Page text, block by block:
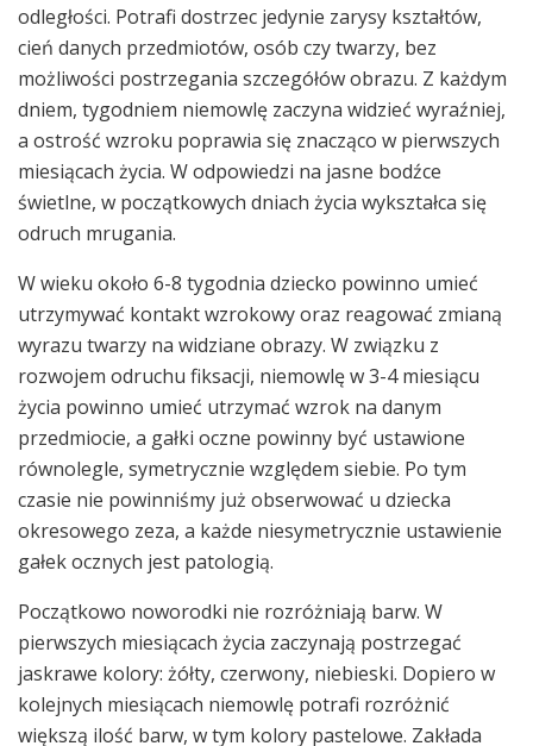
odległości. Potrafi dostrzec jedynie zarysy kształtów,
cień danych przedmiotów, osób czy twarzy, bez
możliwości postrzegania szczegółów obrazu. Z każdym
dniem, tygodniem niemowlę zaczyna widzieć wyraźniej,
a ostrość wzroku poprawia się znacząco w pierwszych
miesiącach życia. W odpowiedzi na jasne bodźce
świetlne, w początkowych dniach życia wykształca się
odruch mrugania.
W wieku około 6-8 tygodnia dziecko powinno umieć
utrzymywać kontakt wzrokowy oraz reagować zmianą
wyrazu twarzy na widziane obrazy. W związku z
rozwojem odruchu fiksacji, niemowlę w 3-4 miesiącu
życia powinno umieć utrzymać wzrok na danym
przedmiocie, a gałki oczne powinny być ustawione
równolegle, symetrycznie względem siebie. Po tym
czasie nie powinniśmy już obserwować u dziecka
okresowego zeza, a każde niesymetrycznie ustawienie
gałek ocznych jest patologią.
Początkowo noworodki nie rozróżniają barw. W
pierwszych miesiącach życia zaczynają postrzegać
jaskrawe kolory: żółty, czerwony, niebieski. Dopiero w
kolejnych miesiącach niemowlę potrafi rozróżnić
większą ilość barw, w tym kolory pastelowe. Zakłada